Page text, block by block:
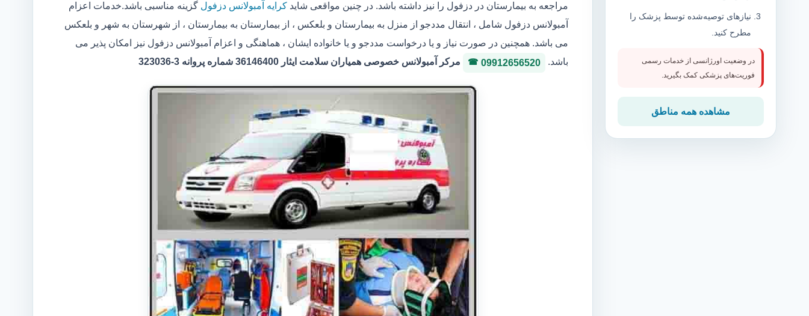
مراجعه به بیمارستان در دزفول را نیز داشته باشد. در چنین مواقعی شاید کرایه آمبولانس دزفول گزینه مناسبی باشد.خدمات اعزام
آمبولانس دزفول شامل ، انتقال مددجو از منزل به بیمارستان و بلعکس ، از بیمارستان به بیمارستان ، از شهرستان به شهر و بلعکس
می باشد. همچنین در صورت نیاز و یا درخواست مددجو و یا خانواده ایشان ، هماهنگی و اعزام آمبولانس دزفول نیز امکان پذیر می
باشد.
09912656520 مرکر آمبولانس خصوصی همیاران سلامت ایثار 36146400 شماره پروانه 3-323036
نیازهای توصیه‌شده توسط پزشک را
مطرح کنید.
در وضعیت اورژانسی از خدمات رسمی
فوریت‌های پزشکی کمک بگیرید.
مشاهده همه مناطق